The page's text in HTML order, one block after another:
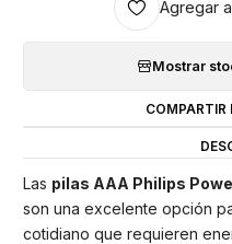
Agregar
Mostrar
COMPARTIR
Las pilas AAA Philips
son una excelente opción
cotidiano que requieren